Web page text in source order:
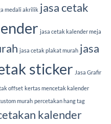
medali akrilik jasa cetak
jasa cetak kalender meja
jasa cetak plakat murah jasa
sticker Jasa Grafir
offset kertas mencetak kalender
murah percetakan hang tag
kalender